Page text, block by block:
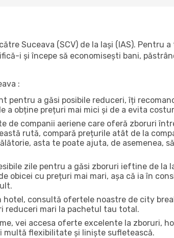
Suceava (SCV) de la Iași (IAS). Pentru
i și începe să economisești bani,
:
pentru a găsi posibile reduceri, îți
a obține prețuri mai mici și de a evita
de companii aeriene care oferă zboruri
rută, compară prețurile atât de la
asta te poate ajuta, de asemenea,
zile pentru a găsi zboruri ieftine de la
obicei cu prețuri mai mari, așa că ia în
consultă ofertele noastre de city
reduceri mari la pachetul tau total.
vei accesa oferte excelente la zboruri,
multă flexibilitate și liniște sufletească.